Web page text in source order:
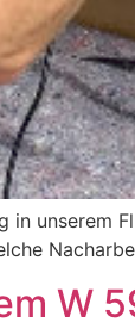
unserem
W